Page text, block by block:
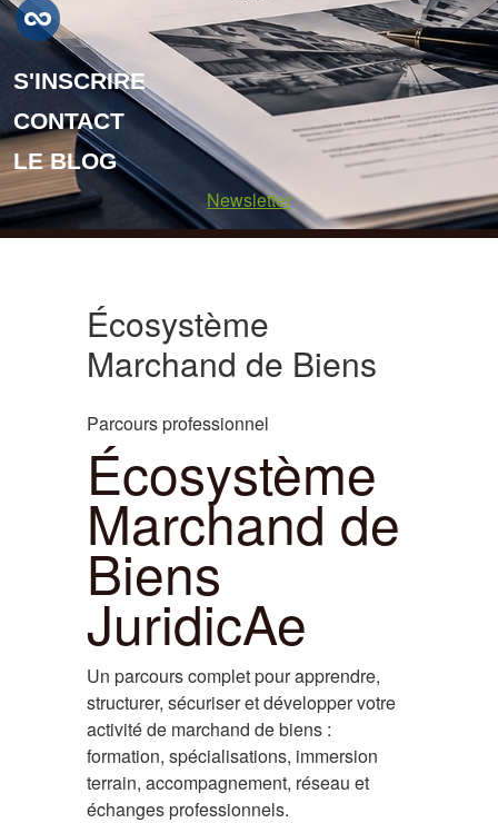
S'INSCRIRE
CONTACT
LE BLOG
Newsletter
Écosystème
Marchand de Biens
Parcours professionnel
Écosystème
Marchand de
Biens
JuridicAe
Un parcours complet pour apprendre,
structurer, sécuriser et développer votre
activité de marchand de biens :
formation, spécialisations, immersion
terrain, accompagnement, réseau et
échanges professionnels.